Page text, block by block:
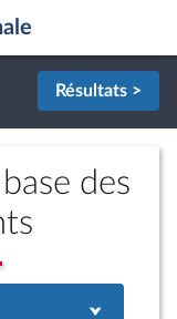
Résultats >
des